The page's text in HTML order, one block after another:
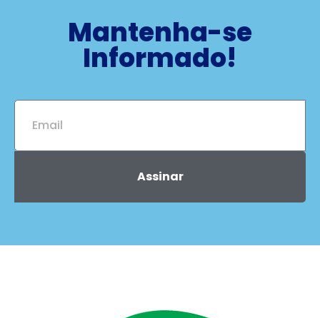
Mantenha-se
Informado!
Assinar